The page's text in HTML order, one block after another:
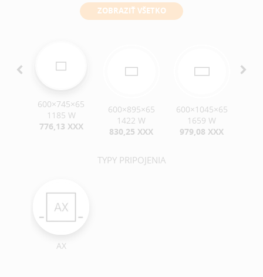
ZOBRAZIŤ VŠETKO
600×745×65
1185 W
776,13 XXX
600×895×65
1422 W
830,25 XXX
600×1045×65
1659 W
979,08 XXX
TYPY PRIPOJENIA
AX